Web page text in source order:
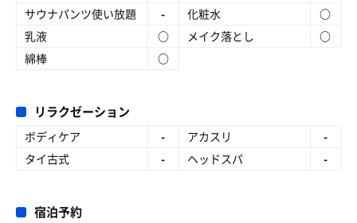
サウナパンツ使い放題
- 化粧水
○
乳液
○ メイク落とし
○
綿棒
○
リラクゼーション
ボディケア - アカスリ
-
タイ古式
- ヘッドスパ -
宿泊予約